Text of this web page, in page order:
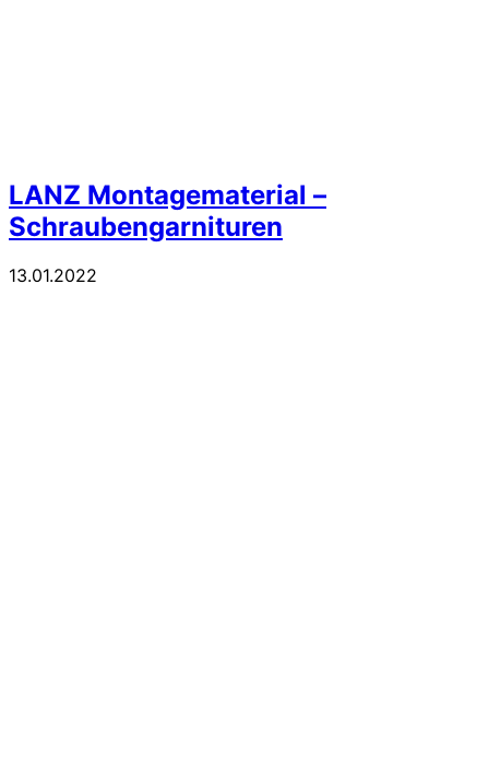
LANZ Montagematerial –
Schraubengarnituren
13.01.2022